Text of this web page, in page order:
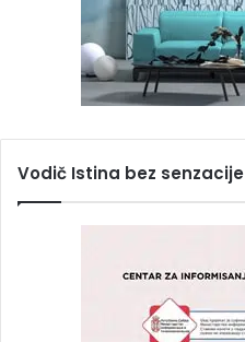
Vodič Istina bez senzacije